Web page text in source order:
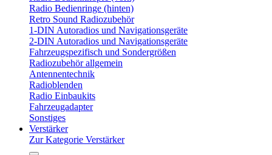
Radio Bedienringe (hinten)
Retro Sound Radiozubehör
1-DIN Autoradios und Navigationsgeräte
2-DIN Autoradios und Navigationsgeräte
Fahrzeugspezifisch und Sondergrößen
Radiozubehör allgemein
Antennentechnik
Radioblenden
Radio Einbaukits
Fahrzeugadapter
Sonstiges
Verstärker
Zur Kategorie Verstärker